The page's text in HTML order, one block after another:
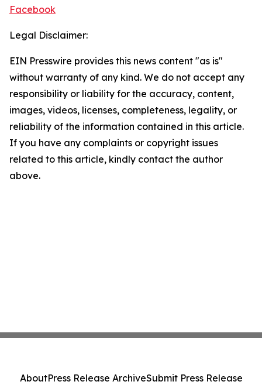
Facebook
Legal Disclaimer:
EIN Presswire provides this news content "as is"
without warranty of any kind. We do not accept any
responsibility or liability for the accuracy, content,
images, videos, licenses, completeness, legality, or
reliability of the information contained in this article.
If you have any complaints or copyright issues
related to this article, kindly contact the author
above.
AboutPress Release ArchiveSubmit Press Release